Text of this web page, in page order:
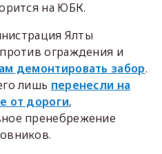
на ЮБК.
Ялты
ограждения и
демонтировать забор.
лишь перенесли на
от дороги,
пренебрежение